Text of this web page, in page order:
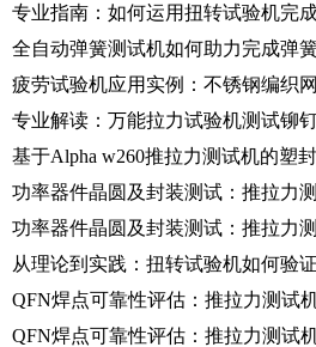
专业指南：如何运用扭转试验机完
全自动弹簧测试机如何助力完成弹
疲劳试验机应用实例：不锈钢编织
基于Alpha w260推拉力测试机的塑